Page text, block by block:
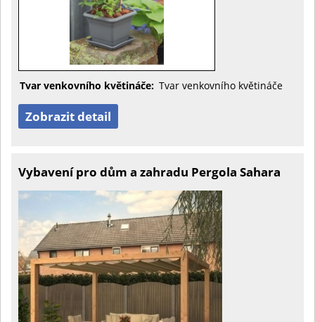
Tvar venkovního květináče: Tvar venkovního květináče
Zobrazit detail
Vybavení pro dům a zahradu Pergola Sahara